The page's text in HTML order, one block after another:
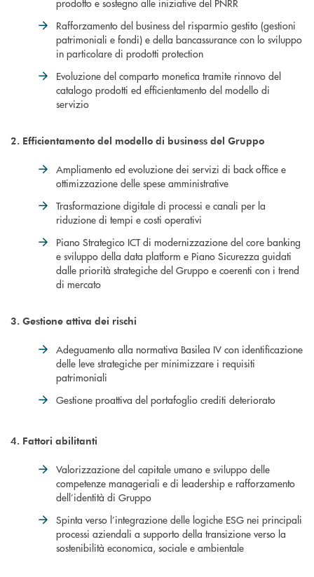
prodotto e sostegno alle iniziative del PNRR
Rafforzamento del business del risparmio gestito (gestioni
patrimoniali e fondi) e della bancassurance con lo sviluppo
in particolare di prodotti protection
Evoluzione del comparto monetica tramite rinnovo del
catalogo prodotti ed efficientamento del modello di
servizio
2. Efficientamento del modello di business del Gruppo
Ampliamento ed evoluzione dei servizi di back office e
ottimizzazione delle spese amministrative
Trasformazione digitale di processi e canali per la
riduzione di tempi e costi operativi
Piano Strategico ICT di modernizzazione del core banking
e sviluppo della data platform e Piano Sicurezza guidati
dalle priorità strategiche del Gruppo e coerenti con i trend
di mercato
3. Gestione attiva dei rischi
Adeguamento alla normativa Basilea IV con identificazione
delle leve strategiche per minimizzare i requisiti
patrimoniali
Gestione proattiva del portafoglio crediti deteriorato
4. Fattori abilitanti
Valorizzazione del capitale umano e sviluppo delle
competenze manageriali e di leadership e rafforzamento
dell’identità di Gruppo
Spinta verso l’integrazione delle logiche ESG nei principali
processi aziendali a supporto della transizione verso la
sostenibilità economica, sociale e ambientale